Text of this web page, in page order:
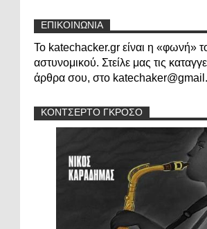
ΕΠΙΚΟΙΝΩΝΙΑ
Το katechacker.gr είναι η «φωνή»
αστυνομικού. Στείλε μας τις
άρθρα σου, στο
ΚΟΝΤΣΕΡΤΟ ΓΚΡΟΣΟ